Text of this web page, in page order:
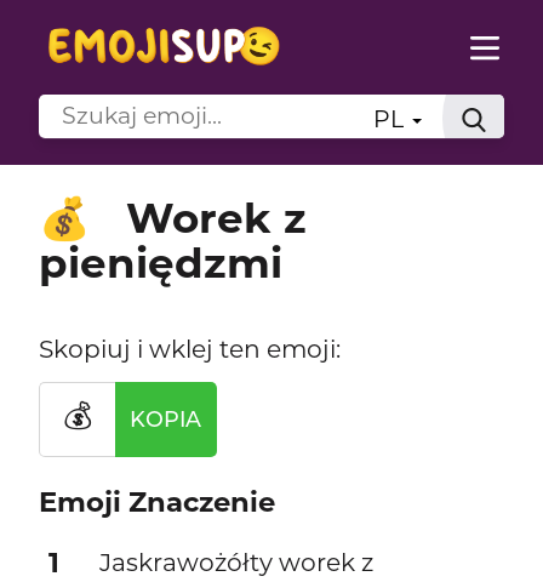
PL
💰
Worek z
pieniędzmi
Skopiuj i wklej ten emoji:
💰 KOPIA
Emoji Znaczenie
1
Jaskrawożółty worek z